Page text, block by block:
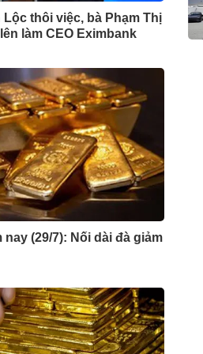
Lộc thôi việc, bà Phạm Thị
làm CEO Eximbank
nay (29/7): Nối dài đà giảm